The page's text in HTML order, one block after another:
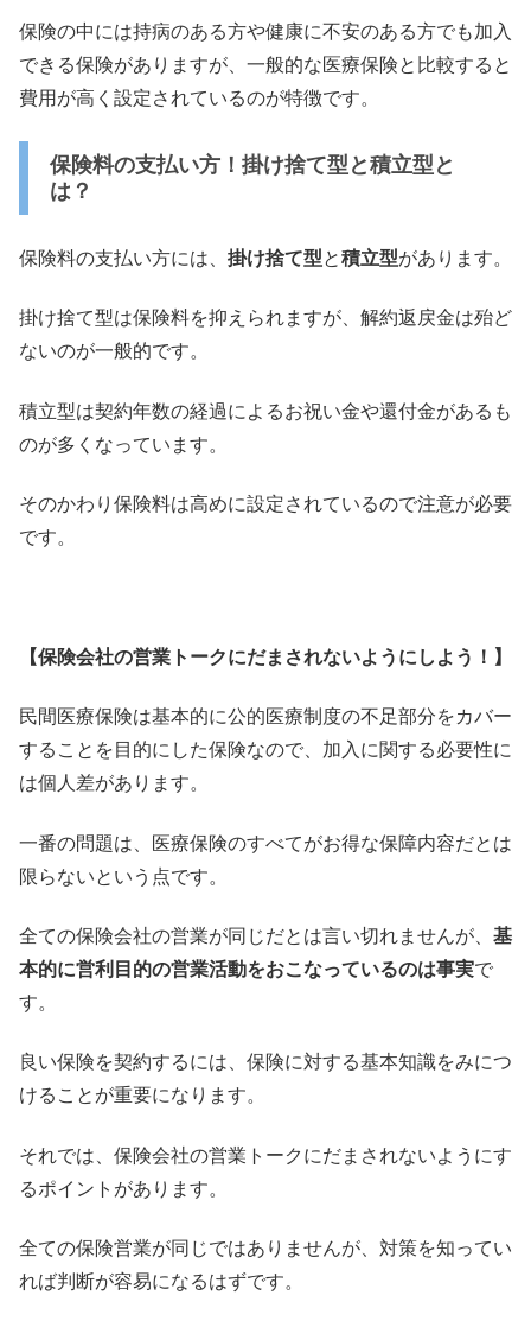
保険の中には持病のある方や健康に不安のある方でも加入
できる保険がありますが、 一般的な医療保険と比較すると
費用が高く設定されているのが特徴です。
保険料の支払い方！掛け捨て型と積立型と
は？
保険料の支払い方には、 掛け捨て型と積立型があります。
掛け捨て型は保険料を抑えられますが、 解約返戻金は殆ど
ないのが一般的です。
積立型は契約年数の経過によるお祝い金や還付金があるも
のが多く なっています。
そのかわり保険料は高めに設定されているので注意が必要
です。
【保険会社の営業トークにだまされないようにしよう！】
民間医療保険は基本的に公的医療制度の不足部分をカバー
すること を目的にした保険なので、 加入に関する必要性に
は個人差があります。
一番の問題は、
医療保険のすべてがお得な保障内容だとは
限らないという点です。
全ての保険会社の営業が同じだとは言い切れませんが、 基
本的に営利目的の営業活動をおこなっているのは事実で
す。
良い保険を契約するには、 保険に対する基本知識をみにつ
けることが重要になります。
それでは、保険会社の営業トークにだまされないようにす
るポイントがあります。
全ての保険営業が同じではありませんが、 対策を知ってい
れば判断が容易になるはずです。